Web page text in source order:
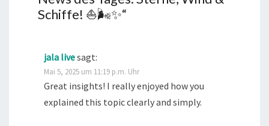
Schiffe! ⛵🌬️✨“
jala livesagt:
Mai 5, 2025 um 11:19 p.m. Uhr
Great insights! I really enjoyed how you
explained this topic clearly and simply.